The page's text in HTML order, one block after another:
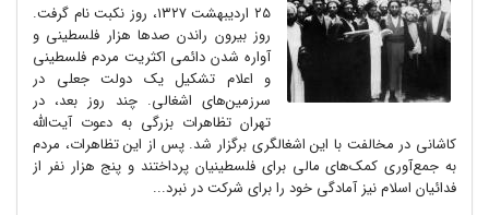
۲۵ اردیبهشت ۱۳۲۷، روز نکبت نام گرفت.
روز بیرون راندن صدها هزار فلسطینی و
آواره شدن دائمی اکثریت مردم فلسطینی
و اعلام تشکیل یک دولت جعلی در
سرزمین‌های اشغالی. چند روز بعد، در
تهران تظاهرات بزرگی به دعوت آیت‌الله
کاشانی در مخالفت با این اشغالگری برگزار شد. پس از این تظاهرات، مردم
به جمع‌آوری کمک‌های مالی برای فلسطینیان پرداختند و پنج هزار نفر از
فدائیان اسلام نیز آمادگی خود را برای شرکت در نبرد...